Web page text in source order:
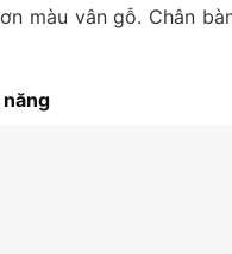
màu vân gỗ. Chân